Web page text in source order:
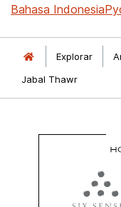
Bahasa Indonesia
Explorar
Jabal Thawr